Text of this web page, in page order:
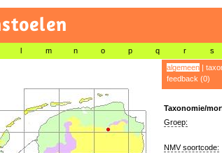
l m n o p q r s
algemeen|
feedback (0)
Taxonomie/
Groep:
NMV soortcode: